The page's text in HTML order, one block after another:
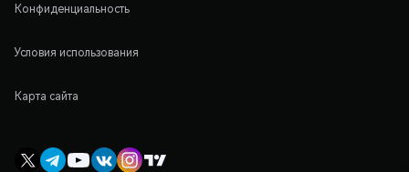
Конфиденциальность
Условия использования
Карта сайта